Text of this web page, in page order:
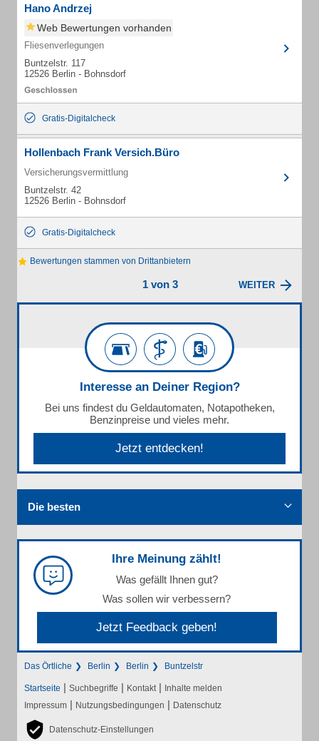
Hano Andrzej
Web Bewertungen vorhanden
Fliesenverlegungen
Buntzelstr. 117
12526 Berlin - Bohnsdorf
Gratis-Digitalcheck
Hollenbach Frank Versich.Büro
Versicherungsvermittlung
Buntzelstr. 42
12526 Berlin - Bohnsdorf
Gratis-Digitalcheck
Bewertungen stammen von Drittanbietern
1 von 3 WEITER
Interesse an Deiner Region?
Bei uns findest du Geldautomaten, Notapotheken,
Benzinpreise und vieles mehr.
Jetzt entdecken!
Die besten
Ihre Meinung zählt!
Was gefällt Ihnen gut?
Was sollen wir verbessern?
Jetzt Feedback geben!
Das Örtliche Berlin Berlin Buntzelstr
Startseite | Suchbegriffe | Kontakt | Inhalte melden
Impressum | Nutzungsbedingungen | Datenschutz
Datenschutz-Einstellungen